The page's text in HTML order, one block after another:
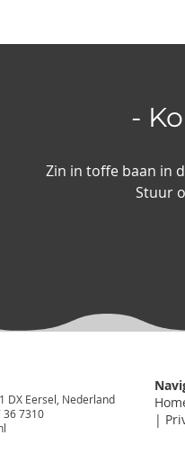
-
Zin in toffe baan in
Stuur
DX Eersel, Nederland
36 7310
|